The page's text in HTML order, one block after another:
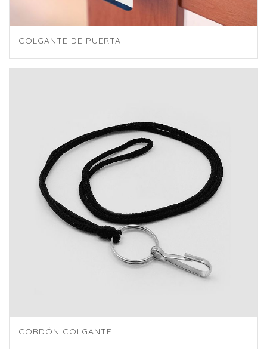
COLGANTE DE PUERTA
CORDÓN COLGANTE